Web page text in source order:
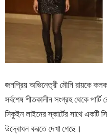
জনপ্রিয় অভিনেত্রী মৌনি রায়কে
সর্বশেষ শীতকালীন সংগ্রহ থেকে পার্টি
সিকুইন লাইনের স্কার্টের সাথে একটি
উদ্বোধন করতে দেখা গেছে।